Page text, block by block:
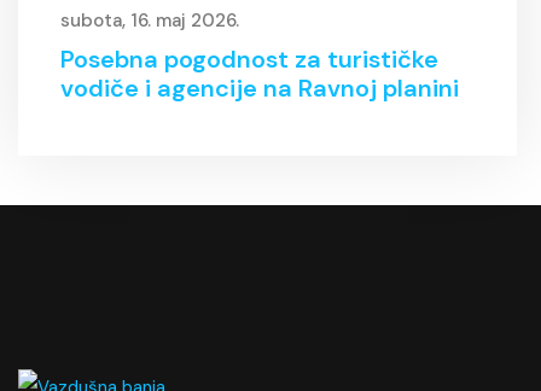
subota, 16. maj 2026.
Posebna pogodnost za turističke
vodiče i agencije na Ravnoj planini